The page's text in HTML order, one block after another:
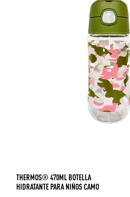
THERMOS® 470ML BOTELLA
HIDRATANTE PARA NIÑOS CAMO